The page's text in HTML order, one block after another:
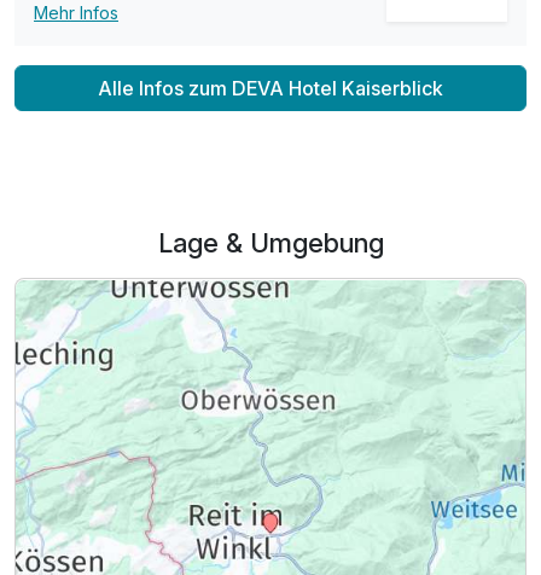
Für 7 Tage p.P. ab 478,50 €
Mehr Infos
Alle Infos zum DEVA Hotel Kaiserblick
Lage & Umgebung